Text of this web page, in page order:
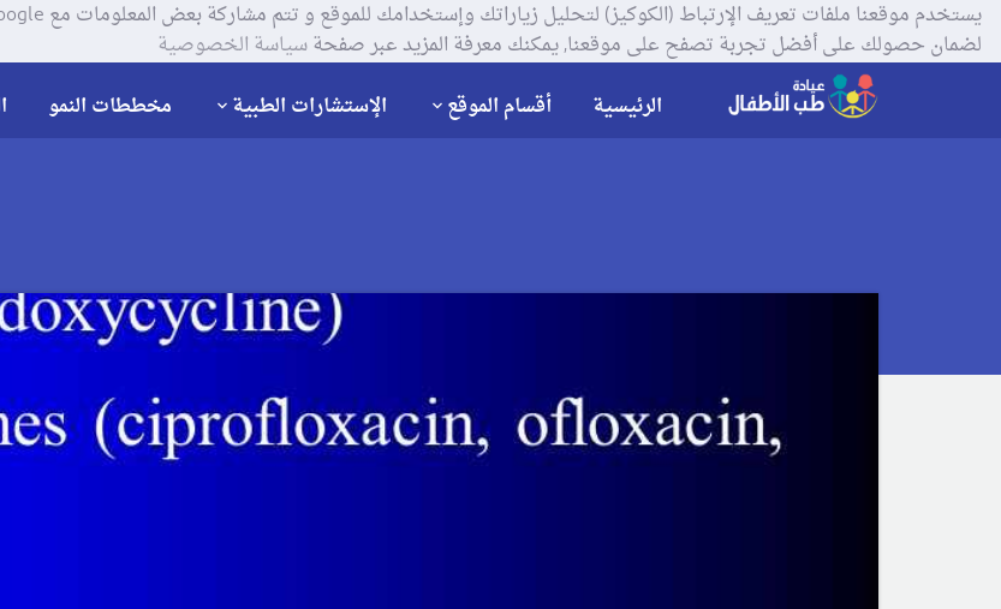
لضمان حصولك على أفضل تجربة تصفح على موقعنا, يمكنك معرفة المزيد عبر صفحةسياسة الخصوصية
الرئيسية أقسام الموقع الإستشارات الطبية مخططات النمو